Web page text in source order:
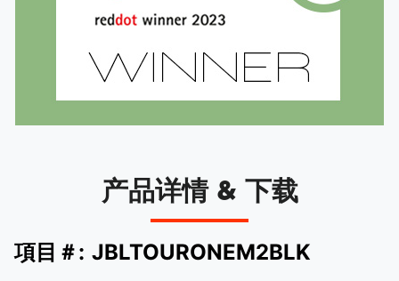
产品详情 & 下载
項目＃: JBLTOURONEM2BLK